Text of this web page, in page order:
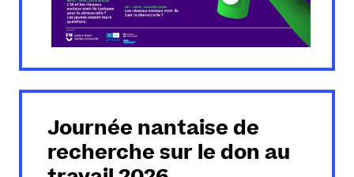
Journée nantaise de
recherche sur le don au